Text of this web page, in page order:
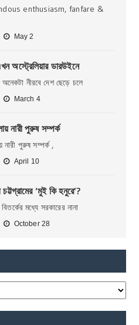
enthusiasm, fanfare &
May 2
অস্ট্রেলিয়ার ডারউইনে
নীরবে দেশ ছেড়ে চলে
March 4
নারী পুরুষ সম্পর্ক
নারী পুরুষ সম্পর্ক ,
April 10
‘মুই কি হনুরে’?
মধ্যে সরকারের নানা
October 28